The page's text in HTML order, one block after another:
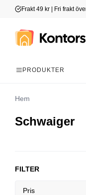
Frakt 49 kr | Fri frakt
PRODUKTER
Hem
Schwaiger
FILTER
Pris